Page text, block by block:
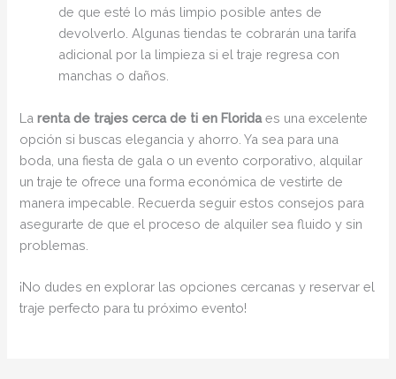
de que esté lo más limpio posible antes de
devolverlo. Algunas tiendas te cobrarán una tarifa
adicional por la limpieza si el traje regresa con
manchas o daños.
Larenta de trajes cerca de ti en Floridaes una excelente
opción si buscas elegancia y ahorro. Ya sea para una
boda, una fiesta de gala o un evento corporativo, alquilar
un traje te ofrece una forma económica de vestirte de
manera impecable. Recuerda seguir estos consejos para
asegurarte de que el proceso de alquiler sea fluido y sin
problemas.
¡No dudes en explorar las opciones cercanas y reservar el
traje perfecto para tu próximo evento!